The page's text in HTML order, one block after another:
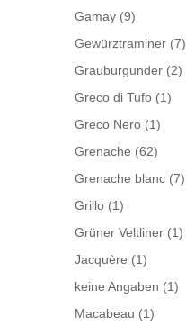
Gamay (9)
Gewürztraminer (7)
Grauburgunder (2)
Greco di Tufo (1)
Greco Nero (1)
Grenache (62)
Grenache blanc (7)
Grillo (1)
Grüner Veltliner (1)
Jacquère (1)
keine Angaben (1)
Macabeau (1)